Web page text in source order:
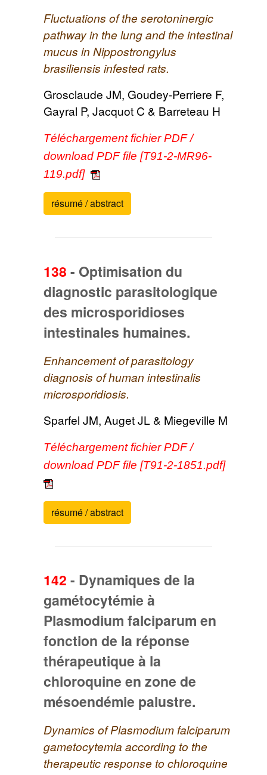
Fluctuations of the serotoninergic
pathway in the lung and the intestinal
mucus in Nippostrongylus
brasiliensis infested rats.
Grosclaude JM, Goudey-Perriere F,
Gayral P, Jacquot C & Barreteau H
Téléchargement fichier PDF /
download PDF file [T91-2-MR96-
119.pdf]
résumé / abstract
138 - Optimisation du
diagnostic parasitologique
des microsporidioses
intestinales humaines.
Enhancement of parasitology
diagnosis of human intestinalis
microsporidiosis.
Sparfel JM, Auget JL & Miegeville M
Téléchargement fichier PDF /
download PDF file [T91-2-1851.pdf]
résumé / abstract
142 - Dynamiques de la
gamétocytémie à
Plasmodium falciparum en
fonction de la réponse
thérapeutique à la
chloroquine en zone de
mésoendémie palustre.
Dynamics of Plasmodium falciparum
gametocytemia according to the
therapeutic response to chloroquine